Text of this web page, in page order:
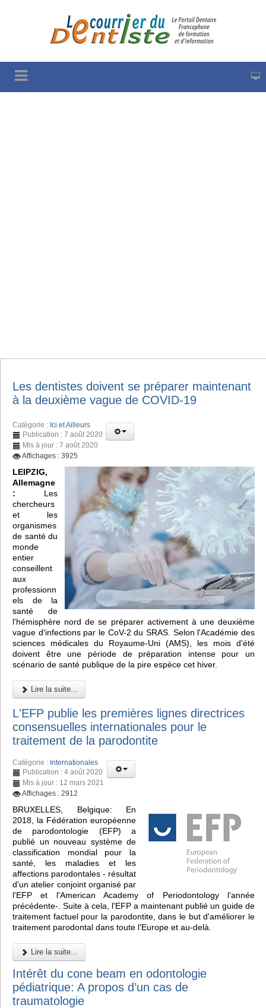
Les dentistes doivent se préparer maintenant
à la deuxième vague de COVID-19
Catégorie : Ici et Ailleurs
Publication : 7 août 2020
Mis à jour : 7 août 2020
Affichages : 3925
LEIPZIG,
Allemagne
: Les
chercheurs
et les
organismes
de santé du
monde
entier
conseillent
aux
professionn
els de la
santé de
l'hémisphère nord de se préparer activement à une deuxième
vague d'infections par le CoV-2 du SRAS. Selon l'Académie des
sciences médicales du Royaume-Uni (AMS), les mois d'été
doivent être une période de préparation intense pour un
scénario de santé publique de la pire espèce cet hiver.
Lire la suite...
L'EFP publie les premières lignes directrices
consensuelles internationales pour le
traitement de la parodontite
Catégorie : Internationales
Publication : 4 août 2020
Mis à jour : 12 mars 2021
Affichages : 2912
BRUXELLES, Belgique: En
2018, la Fédération européenne
de parodontologie (EFP) a
publié un nouveau système de
classification mondial pour la
santé, les maladies et les
affections parodontales - résultat
d'un atelier conjoint organisé par
l'EFP et l'American Academy of Periodontology l'année
précédente-. Suite à cela, l'EFP a maintenant publié un guide de
traitement factuel pour la parodontite, dans le but d'améliorer le
traitement parodontal dans toute l'Europe et au-delà.
Lire la suite...
Intérêt du cone beam en odontologie
pédiatrique: A propos d’un cas de
traumatologie